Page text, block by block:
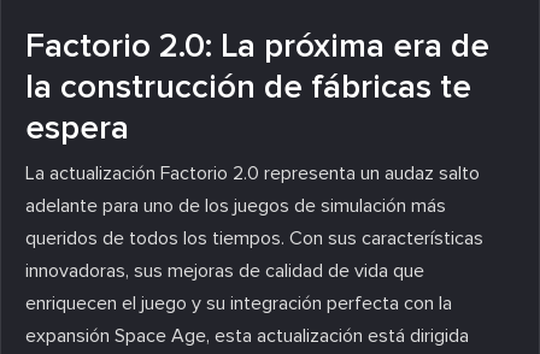
Factorio 2.0: La próxima era de
la construcción de fábricas te
espera
La actualización Factorio 2.0 representa un audaz salto
adelante para uno de los juegos de simulación más
queridos de todos los tiempos. Con sus características
innovadoras, sus mejoras de calidad de vida que
enriquecen el juego y su integración perfecta con la
expansión Space Age, esta actualización está dirigida